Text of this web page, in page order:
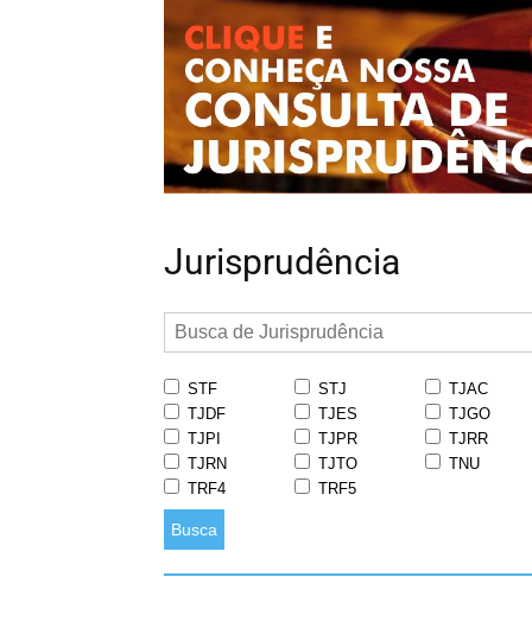
Jurisprudência
STF STJ
TJAC
TJDF
TJES
TJGO
TJPI
TJPR
TJRR
TJRN
TJTO
TNU
TRF4
TRF5
Busca